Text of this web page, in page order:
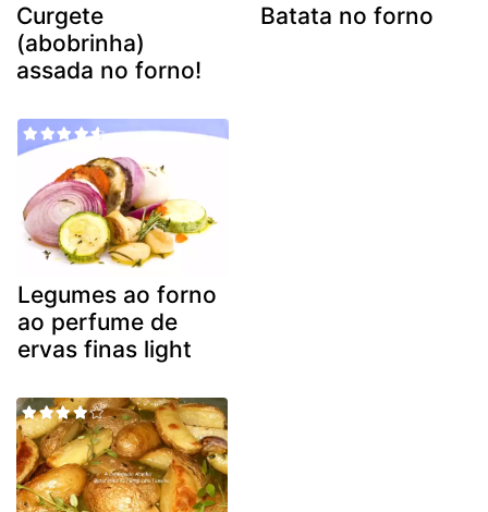
Curgete
(abobrinha)
assada no forno!
Batata no forno
Legumes ao forno
ao perfume de
ervas finas light